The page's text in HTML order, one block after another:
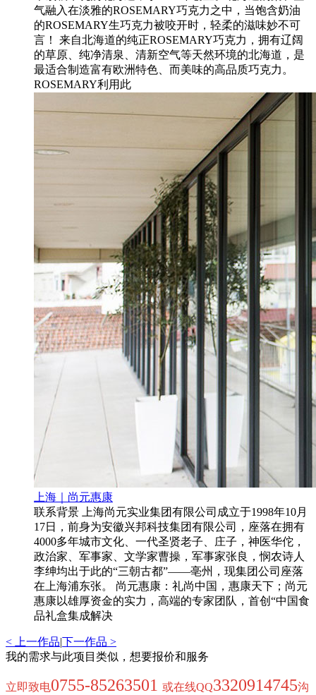
气融入在淡雅的ROSEMARY巧克力之中，当饱含奶油
的ROSEMARY生巧克力被咬开时，轻柔的滋味妙不可
言！ 来自北海道的纯正ROSEMARY巧克力，拥有辽阔
的草原、纯净清泉、清新空气等天然环境的北海道，是
最适合制造富有欧洲特色、而美味的高品质巧克力。
ROSEMARY利用此
上海｜尚元惠康
联系背景 上海尚元实业集团有限公司成立于1998年10月
17日，前身为安徽兴邦科技集团有限公司，座落在拥有
4000多年城市文化、一代圣贤老子、庄子，神医华佗，
政治家、军事家、文学家曹操，军事家张良，悯农诗人
李绅均出于此的“三朝古都”——亳州，现集团公司座落
在上海浦东张。 尚元惠康：礼尚中国，惠康天下；尚元
惠康以雄厚资金的实力，高端的专家团队，首创“中国食
品礼盒集成解决
< 上一作品|下一作品 >
我的需求与此项目类似，想要报价和服务
立即致电0755-85263501 或在线QQ3320914745沟